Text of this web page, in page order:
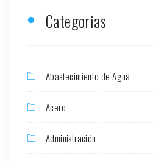
Categorias
Abastecimiento de Agua
Acero
Administración